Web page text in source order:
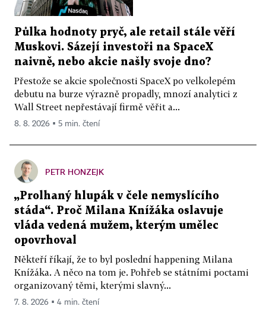
Půlka hodnoty pryč, ale retail stále věří
Muskovi. Sázejí investoři na SpaceX
naivně, nebo akcie našly svoje dno?
Přestože se akcie společnosti SpaceX po velkolepém
debutu na burze výrazně propadly, mnozí analytici z
Wall Street nepřestávají firmě věřit a...
8. 8. 2026 ▪ 5 min. čtení
PETR HONZEJK
„Prolhaný hlupák v čele nemyslícího
stáda“. Proč Milana Knížáka oslavuje
vláda vedená mužem, kterým umělec
opovrhoval
Někteří říkají, že to byl poslední happening Milana
Knížáka. A něco na tom je. Pohřeb se státními poctami
organizovaný těmi, kterými slavný...
7. 8. 2026 ▪ 4 min. čtení